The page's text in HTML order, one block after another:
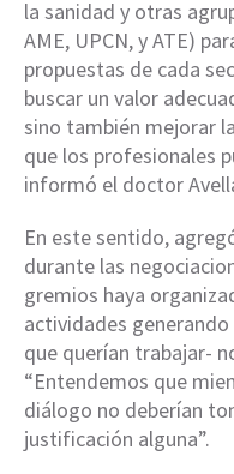
la sanidad y otras
AME, UPCN, y ATE)
propuestas de cada
buscar un valor
sino también mejorar
que los profesionales
informó el doctor
En este sentido,
durante las
gremios haya
actividades
que querían trabajar-
“Entendemos que
diálogo no deberían
justificación alguna”.